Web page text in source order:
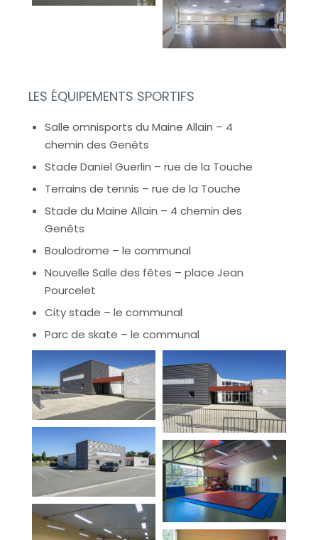
LES ÉQUIPEMENTS SPORTIFS
Salle omnisports du Maine Allain – 4
chemin des Genêts
Stade Daniel Guerlin – rue de la Touche
Terrains de tennis – rue de la Touche
Stade du Maine Allain – 4 chemin des
Genêts
Boulodrome – le communal
Nouvelle Salle des fêtes – place Jean
Pourcelet
City stade – le communal
Parc de skate – le communal